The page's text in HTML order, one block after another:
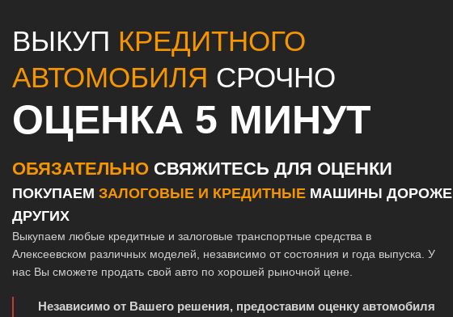
ВЫКУП КРЕДИТНОГО
АВТОМОБИЛЯ СРОЧНО
ОЦЕНКА 5 МИНУТ
ОБЯЗАТЕЛЬНО СВЯЖИТЕСЬ ДЛЯ ОЦЕНКИ
ПОКУПАЕМ ЗАЛОГОВЫЕ И КРЕДИТНЫЕ МАШИНЫ ДОРОЖЕ
ДРУГИХ
Выкупаем любые кредитные и залоговые транспортные средства в
Алексеевском различных моделей, независимо от состояния и года выпуска. У
нас Вы сможете продать свой авто по хорошей рыночной цене.
Независимо от Вашего решения, предоставим оценку автомобиля